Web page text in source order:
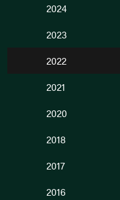
2024
2023
2022
2021
2020
2018
2017
2016